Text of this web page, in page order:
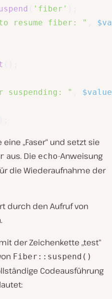
'fiber'
resume fiber: "
suspending: " $value
„Faser“ und setzt sie
aus. Die echo-Anweisung
die Wiederaufnahme der
durch den Aufruf von
der Zeichenkette „test“
Fiber::suspend()
Codeausführung